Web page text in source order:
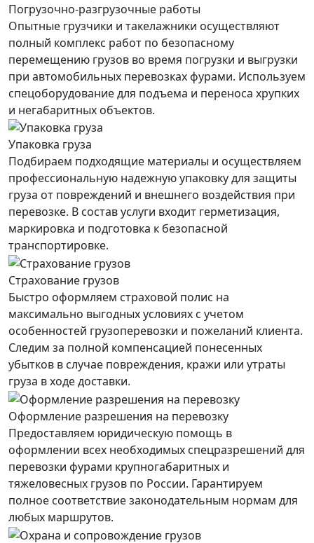
Погрузочно-разгрузочные работы
Опытные грузчики и такелажники осуществляют
полный комплекс работ по безопасному
перемещению грузов во время погрузки и выгрузки
при автомобильных перевозках фурами. Используем
спецоборудование для подъема и переноса хрупких
и негабаритных объектов.
Упаковка груза
Подбираем подходящие материалы и осуществляем
профессиональную надежную упаковку для защиты
груза от повреждений и внешнего воздействия при
перевозке. В состав услуги входит герметизация,
маркировка и подготовка к безопасной
транспортировке.
Страхование грузов
Быстро оформляем страховой полис на
максимально выгодных условиях с учетом
особенностей грузоперевозки и пожеланий клиента.
Следим за полной компенсацией понесенных
убытков в случае повреждения, кражи или утраты
груза в ходе доставки.
Оформление разрешения на перевозку
Предоставляем юридическую помощь в
оформлении всех необходимых спецразрешений для
перевозки фурами крупногабаритных и
тяжеловесных грузов по России. Гарантируем
полное соответствие законодательным нормам для
любых маршрутов.